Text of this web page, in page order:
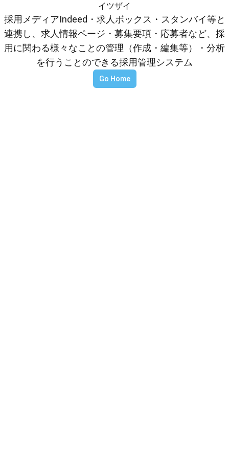
イツザイ
採用メディアIndeed・求人ボックス・スタンバイ等と
連携し、求人情報ページ・募集要項・応募者など、採
用に関わる様々なことの管理（作成・編集等）・分析
を行うことのできる採用管理システム
Go Home